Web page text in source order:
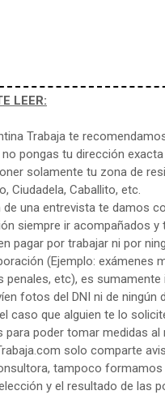
LEER:
Trabaja te
pongas tu dirección exacta
solamente tu zona de
Ciudadela, Caballito, etc.
de una entrevista te damos
siempre ir acompañados y
pagar por trabajar ni por
(Ejemplo: exámenes
penales, etc), es
fotos del DNI ni de ningún
caso que alguien te lo
para poder tomar medidas al
solo comparte
tampoco
y el resultado de las